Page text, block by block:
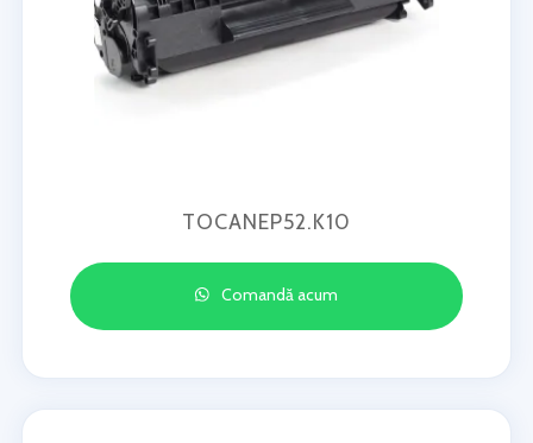
TOCANEP52.K10
Comandă acum